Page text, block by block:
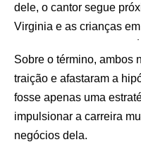
dele, o cantor segue
Virginia e as crianças
Sobre o término, ambos
traição e afastaram a
fosse apenas uma
impulsionar a carreira
negócios dela.